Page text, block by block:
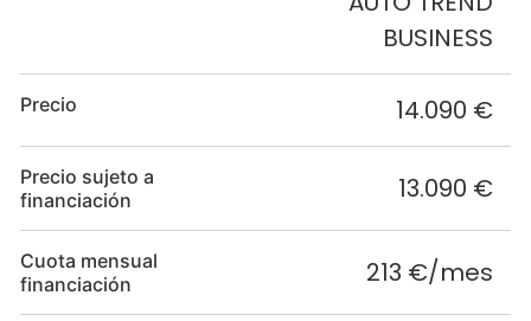
BUSINESS
Precio 14.090 €
Precio sujeto a
financiación
13.090 €
Cuota mensual
financiación
213 €/mes